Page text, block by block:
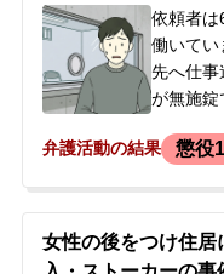
依頼者は
働いてい
先へ仕事
が無施錠
現金約16
れまし
ら「前
弁護活動の結果 懲役
女性の後をつけ住居